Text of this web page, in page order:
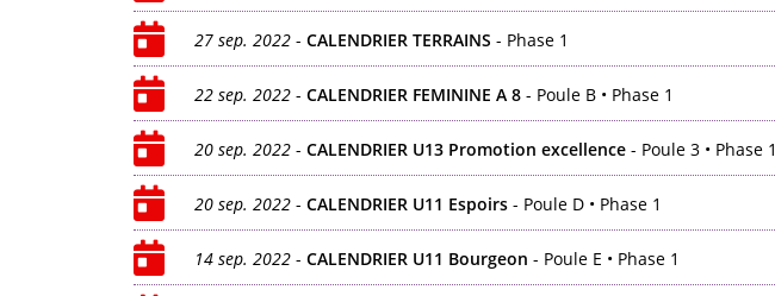
27 sep. 2022 - CALENDRIER TERRAINS - Phase 1
22 sep. 2022 - CALENDRIER FEMININE A 8- Poule B • Phase 1
20 sep. 2022 - CALENDRIER U13 Promotion excellence- Poule 3 • Phase 1
20 sep. 2022 - CALENDRIER U11 Espoirs- Poule D • Phase 1
14 sep. 2022 - CALENDRIER U11 Bourgeon - Poule E • Phase 1